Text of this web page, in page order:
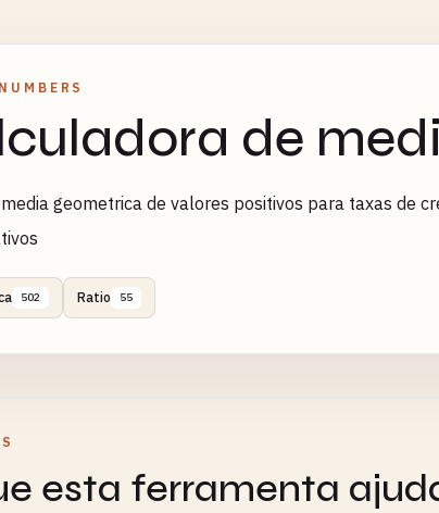
de
geometrica de valores positivos para taxas de
502 Ratio 55
esta ferramenta